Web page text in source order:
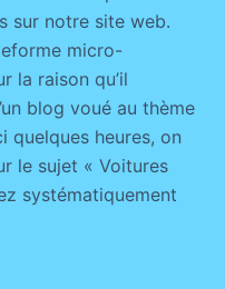
sur notre site web.
micro-
la raison qu’il
blog voué au thème
quelques heures, on
le sujet « Voitures
systématiquement